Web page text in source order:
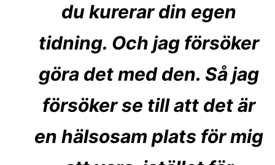
du kurerar din egen
tidning. Och jag försöker
göra det med den. Så jag
försöker se till att det är
en hälsosam plats för mig